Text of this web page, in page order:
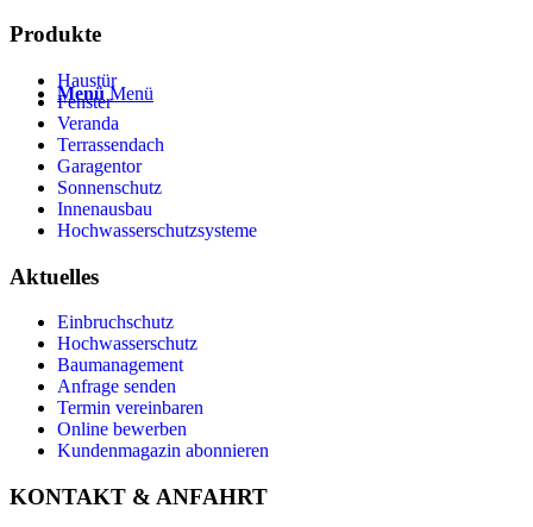
Menü Menü
Produkte
Haustür
Fenster
Veranda
Terrassendach
Garagentor
Sonnenschutz
Innenausbau
Hochwasserschutzsysteme
Aktuelles
Einbruchschutz
Hochwasserschutz
Baumanagement
Anfrage senden
Termin vereinbaren
Online bewerben
Kundenmagazin abonnieren
KONTAKT & ANFAHRT